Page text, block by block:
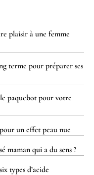
plaisir à une femme
terme pour préparer ses
paquebot pour votre
un effet peau nue
maman qui a du sens ?
types d’acide